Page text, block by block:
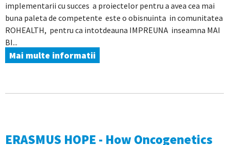
implementarii cu succes a proiectelor pentru a avea cea mai
buna paleta de competente este o obisnuinta in comunitatea
ROHEALTH, pentru ca intotdeauna IMPREUNA inseamna MAI
BI...
Mai multe informatii
ERASMUS HOPE - How Oncogenetics